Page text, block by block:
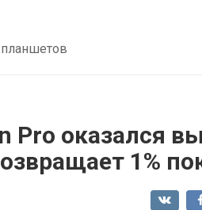
Pro оказался
1%